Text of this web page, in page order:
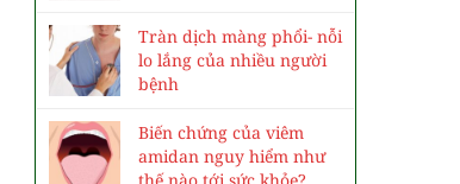
Tràn dịch màng phổi- nỗi
lo lắng của nhiều người
bệnh
Biến chứng của viêm
amidan nguy hiểm như